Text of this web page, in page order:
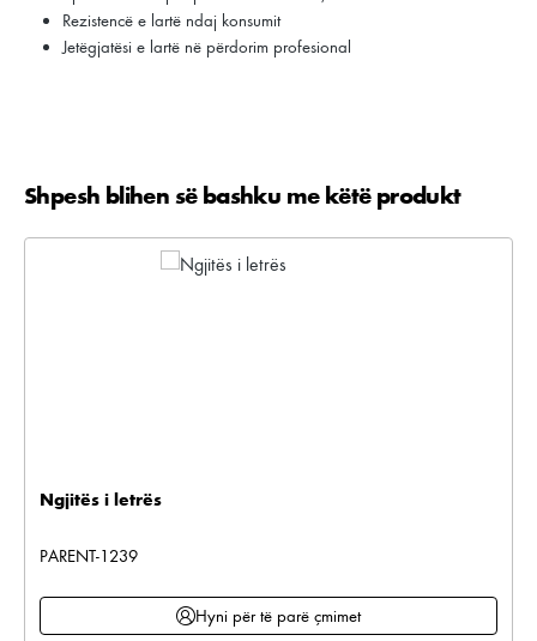
Rezistencë e lartë ndaj konsumit
Jetëgjatësi e lartë në përdorim profesional
Kalo galerinë e produktit
Shpesh blihen së bashku me këtë produkt
Ngjitës i letrës
PARENT-1239
Hyni për të parë çmimet